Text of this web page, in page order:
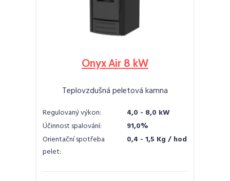
Onyx Air 8 kW
Teplovzdušná peletová kamna
Regulovaný výkon:
4,0 - 8,0 kW
Účinnost spalování:
91,0%
Orientační spotřeba
pelet:
0,4 - 1,5 Kg / hod